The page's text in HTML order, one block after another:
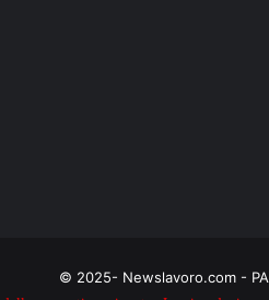
© 2025- Newslavoro.com -